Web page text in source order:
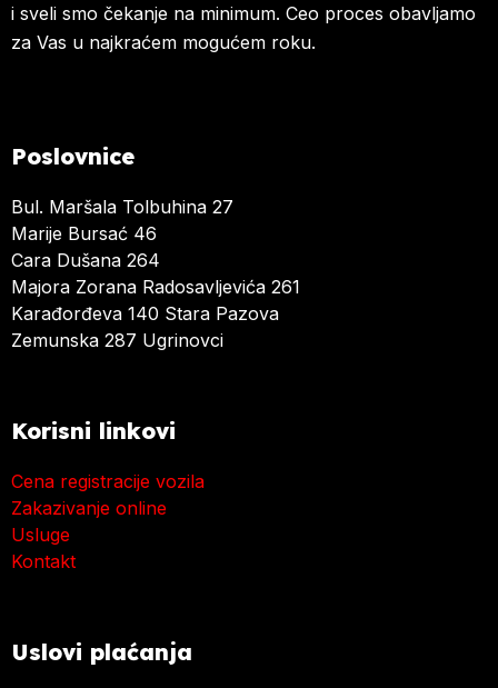
i sveli smo čekanje na minimum. Ceo proces obavljamo
za Vas u najkraćem mogućem roku.
Poslovnice
Bul. Maršala Tolbuhina 27
Marije Bursać 46
Cara Dušana 264
Majora Zorana Radosavljevića 261
Karađorđeva 140 Stara Pazova
Zemunska 287 Ugrinovci
Korisni linkovi
Cena registracije vozila
Zakazivanje online
Usluge
Kontakt
Uslovi plaćanja